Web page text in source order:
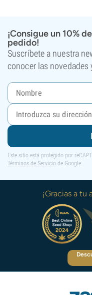
¡Consigue un 10%
pedido!
Suscríbete a nuestra
conocer las novedades
Este sitio está protegido por
Términos de Servicio de Google.
¡Gracias a tu